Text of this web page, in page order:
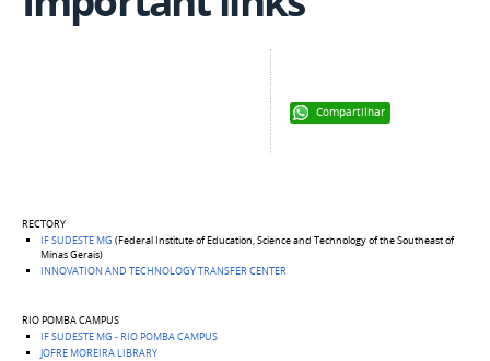
Compartilhar
RECTORY
IF SUDESTE MG(Federal Institute of Education, Science and Technology of the Southeast of
Minas Gerais)
INNOVATION AND TECHNOLOGY TRANSFER CENTER
RIO POMBACAMPUS
IF SUDESTE MG - RIO POMBA CAMPUS
JOFRE MOREIRA LIBRARY